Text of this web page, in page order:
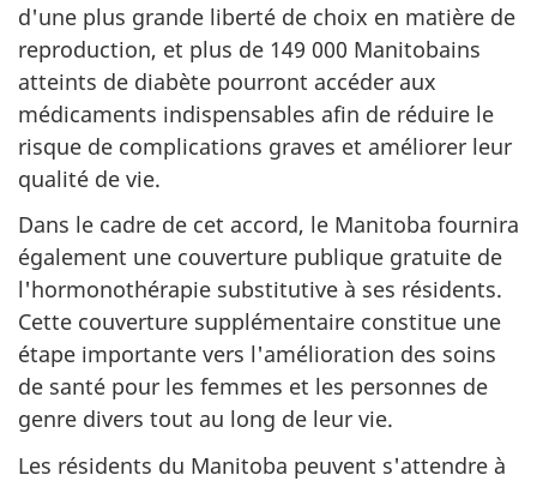
d'une plus grande liberté de choix en matière de
reproduction, et plus de 149 000 Manitobains
atteints de diabète pourront accéder aux
médicaments indispensables afin de réduire le
risque de complications graves et améliorer leur
qualité de vie.
Dans le cadre de cet accord, le Manitoba fournira
également une couverture publique gratuite de
l'hormonothérapie substitutive à ses résidents.
Cette couverture supplémentaire constitue une
étape importante vers l'amélioration des soins
de santé pour les femmes et les personnes de
genre divers tout au long de leur vie.
Les résidents du Manitoba peuvent s'attendre à